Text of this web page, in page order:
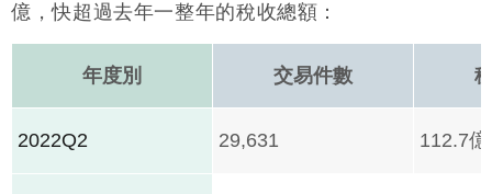
億，快超過去年一整年的稅收總額：
年度別 交易件數
2022Q2 29,631 112.7億